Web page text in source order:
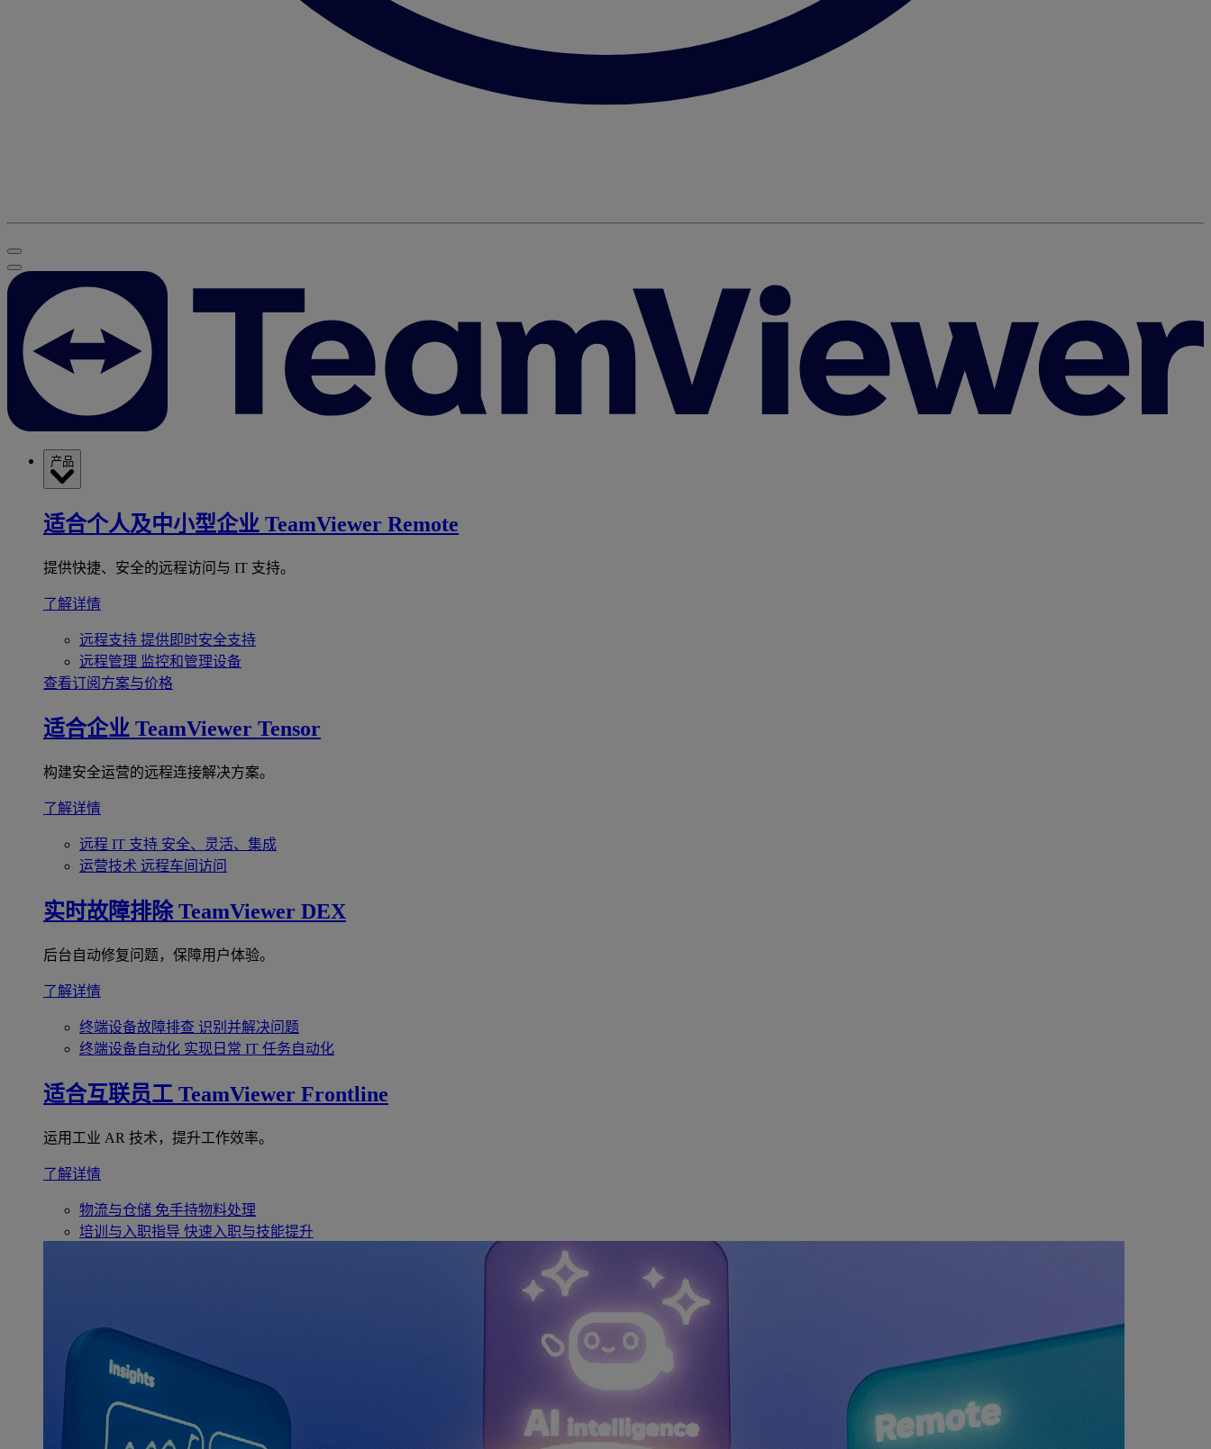
产品
适合个人及中小型企业 TeamViewer Remote
提供快捷、安全的远程访问与 IT 支持。
了解详情
远程支持 提供即时安全支持
远程管理 监控和管理设备
查看订阅方案与价格
适合企业 TeamViewer Tensor
构建安全运营的远程连接解决方案。
了解详情
远程 IT 支持 安全、灵活、集成
运营技术 远程车间访问
实时故障排除 TeamViewer DEX
后台自动修复问题，保障用户体验。
了解详情
终端设备故障排查 识别并解决问题
终端设备自动化 实现日常 IT 任务自动化
适合互联员工 TeamViewer Frontline
运用工业 AR 技术，提升工作效率。
了解详情
物流与仓储 免手持物料处理
培训与入职指导 快速入职与技能提升